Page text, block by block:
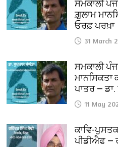
ਸਮਕਾਲੀ
ਗ਼ੁਲਾਮ
ਓਰਫ਼ ਪਰਖ਼ਾ
31 March
ਸਮਕਾਲੀ
ਮਾਨਸਿਕਤਾ
ਪਾਤਰ —
11 May
ਕਾਵਿ-ਪੁਸਤਕ
ਪੀਡੀਐਫ —